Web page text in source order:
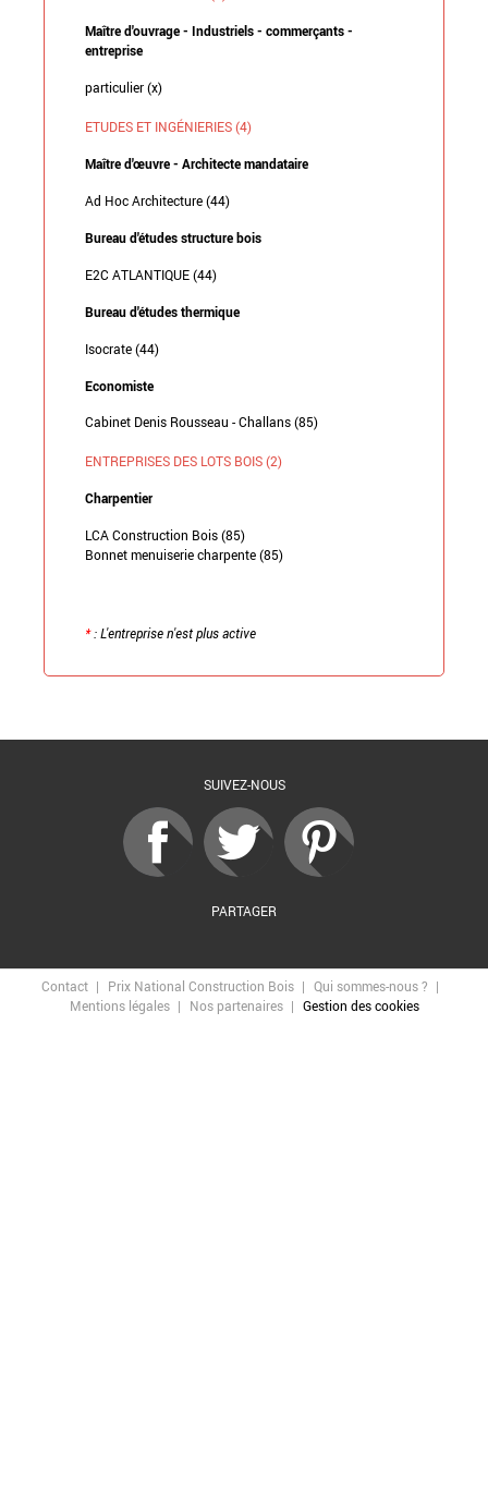
Maître d'ouvrage - Industriels - commerçants -
entreprise
particulier (x)
ETUDES ET INGÉNIERIES (4)
Maître d'œuvre - Architecte mandataire
Ad Hoc Architecture (44)
Bureau d'études structure bois
E2C ATLANTIQUE (44)
Bureau d'études thermique
Isocrate (44)
Economiste
Cabinet Denis Rousseau - Challans (85)
ENTREPRISES DES LOTS BOIS (2)
Charpentier
LCA Construction Bois (85)
Bonnet menuiserie charpente (85)
*: L'entreprise n'est plus active
SUIVEZ-NOUS
PARTAGER
Contact Prix National Construction Bois
Qui sommes-nous ?
Mentions légales
Nos partenaires Gestion des cookies